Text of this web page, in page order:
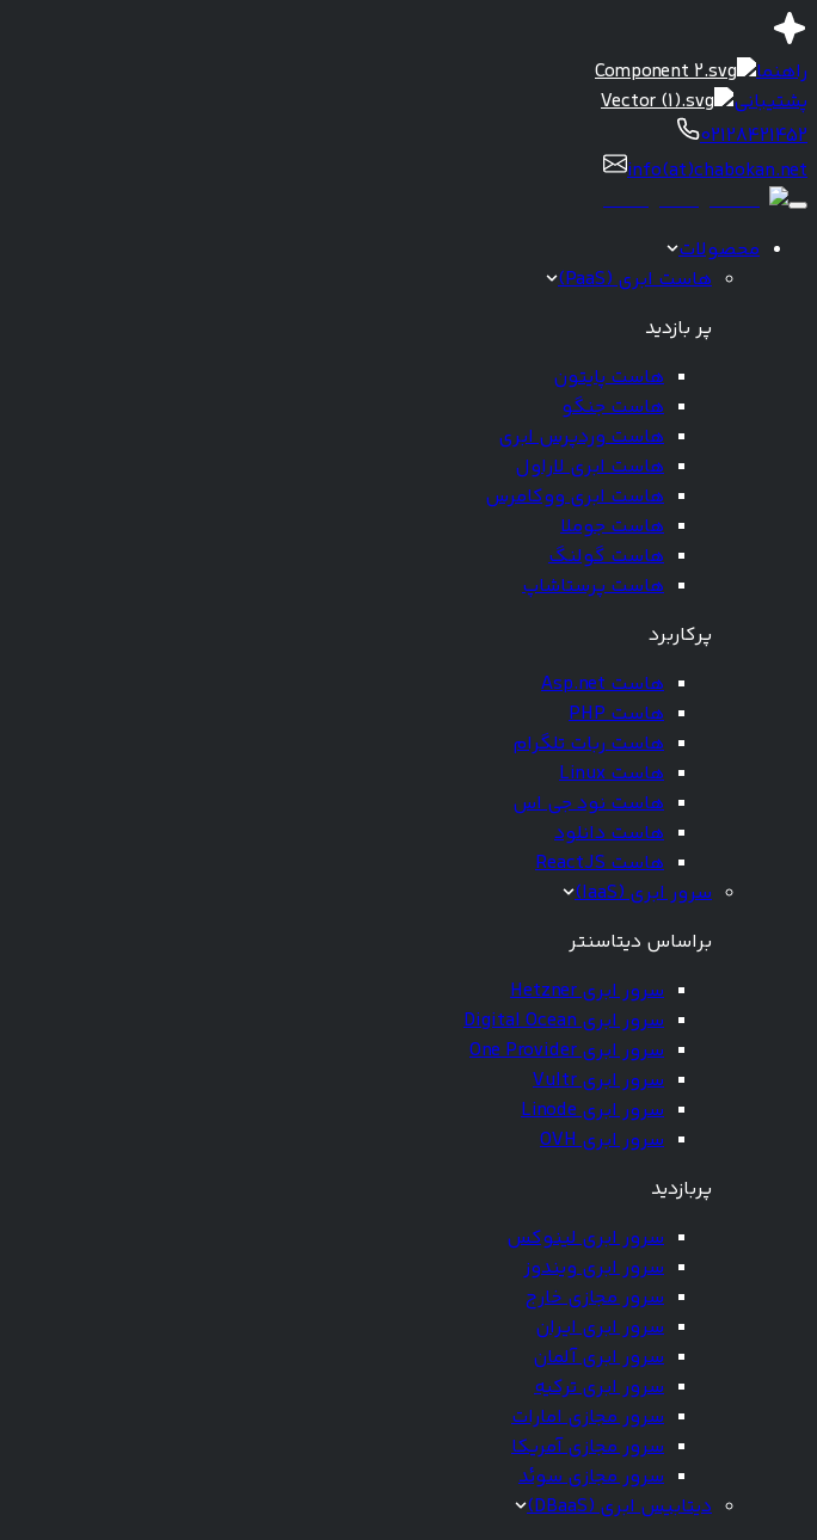
راهنما
پشتیبانی
02128421452
info(at)chabokan.net
محصولات
هاست ابری (PaaS)
پر بازدید
هاست پایتون
هاست جنگو
هاست وردپرس ابری
هاست ابری لاراول
هاست ابری ووکامرس
هاست جوملا
هاست گولنگ
هاست پرستاشاپ
پرکاربرد
هاست Asp.net
هاست PHP
هاست ربات تلگرام
هاست Linux
هاست نود جی اس
هاست دانلود
هاست ReactJS
سرور ابری (IaaS)
براساس دیتاسنتر
سرور ابری Hetzner
سرور ابری Digital Ocean
سرور ابری One Provider
سرور ابری Vultr
سرور ابری Linode
سرور ابری OVH
پربازدید
سرور ابری لینوکس
سرور ابری ویندوز
سرور مجازی خارج
سرور ابری ایران
سرور ابری آلمان
سرور ابری ترکیه
سرور مجازی امارات
سرور مجازی آمریکا
سرور مجازی سوئد
دیتابیس ابری (DBaaS)